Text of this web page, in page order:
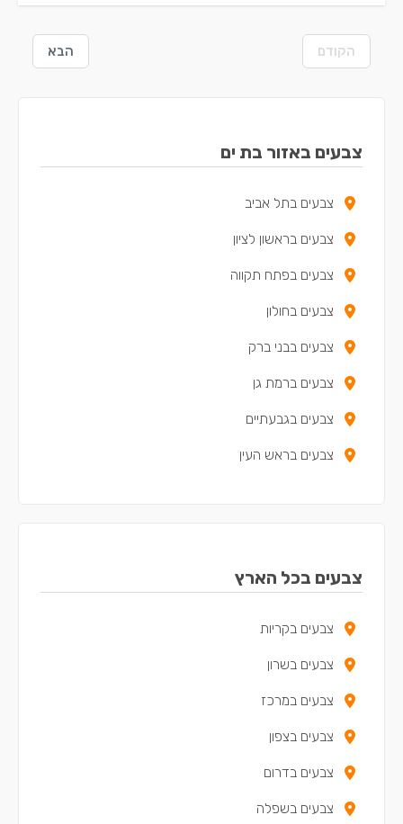
הקודם הבא
צבעים באזור בת ים
צבעים בתל אביב
צבעים בראשון לציון
צבעים בפתח תקווה
צבעים בחולון
צבעים בבני ברק
צבעים ברמת גן
צבעים בגבעתיים
צבעים בראש העין
צבעים בקריית אונו
צבעים ביפו
צבעים באלעד
צבעים בגבעת שמואל
צבעים בגני תקווה
צבעים באזור
צבעים בכפר קאסם
צבעים בכל הארץ
צבעים בקריות
צבעים בשרון
צבעים במרכז
צבעים בצפון
צבעים בדרום
צבעים בשפלה